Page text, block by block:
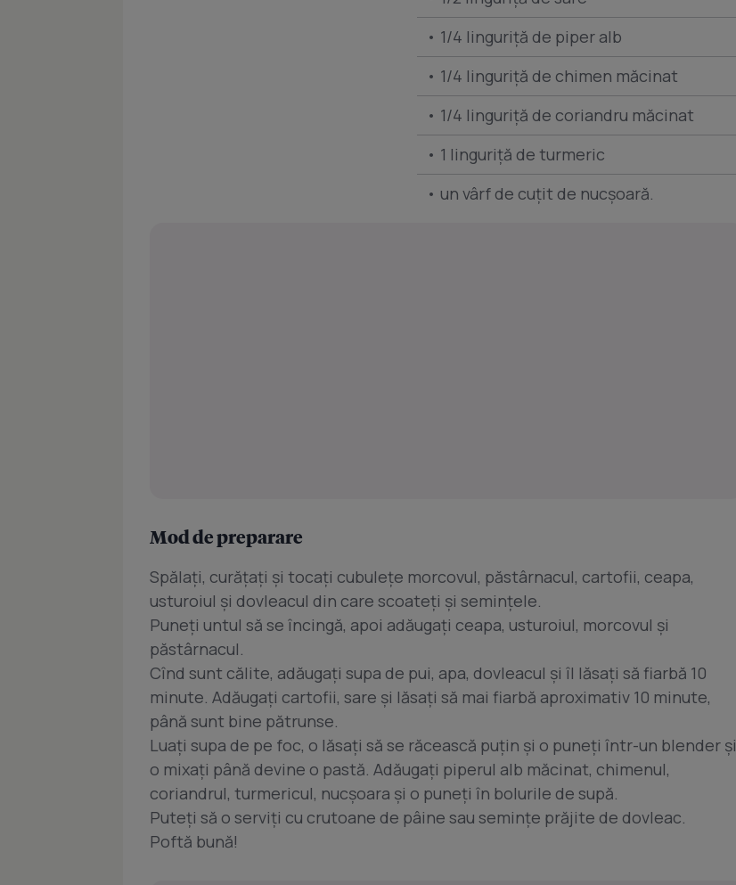
• 1/4 linguriţă de piper alb
• 1/4 linguriţă de chimen măcinat
• 1/4 linguriţă de coriandru măcinat
• 1 linguriţă de turmeric
• un vârf de cuţit de nucşoară.
Mod de preparare
Spălaţi, curăţaţi şi tocaţi cubuleţe morcovul, păstârnacul, cartofii, ceapa,
usturoiul şi dovleacul din care scoateţi şi seminţele.
Puneţi untul să se încingă, apoi adăugaţi ceapa, usturoiul, morcovul şi
păstârnacul.
Cînd sunt călite, adăugaţi supa de pui, apa, dovleacul şi îl lăsaţi să fiarbă 10
minute. Adăugaţi cartofii, sare şi lăsaţi să mai fiarbă aproximativ 10 minute,
până sunt bine pătrunse.
Luaţi supa de pe foc, o lăsaţi să se răcească puţin şi o puneţi într-un blender şi
o mixaţi până devine o pastă. Adăugaţi piperul alb măcinat, chimenul,
coriandrul, turmericul, nucşoara şi o puneţi în bolurile de supă.
Puteţi să o serviţi cu crutoane de pâine sau seminţe prăjite de dovleac.
Poftă bună!